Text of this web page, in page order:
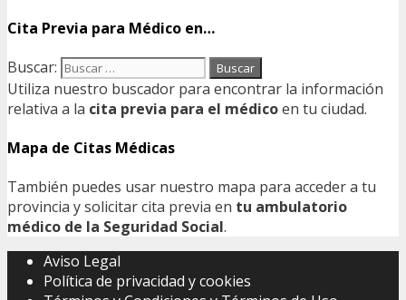
Cita Previa para Médico en…
Buscar:
Utiliza nuestro buscador para encontrar la información
relativa a la cita previa para el médicoen tu ciudad.
Mapa de Citas Médicas
También puedes usar nuestro mapa para acceder a tu
provincia y solicitar cita previa en tu ambulatorio
médico de la Seguridad Social.
Aviso Legal
Política de privacidad y cookies